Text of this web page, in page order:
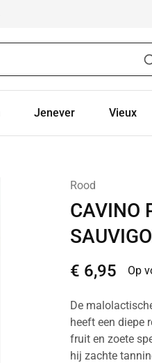
Jenever Vieux
Rood
CAVINO
€ 6,95 Op
De
heeft een diepe
fruit en zoete
hij zachte